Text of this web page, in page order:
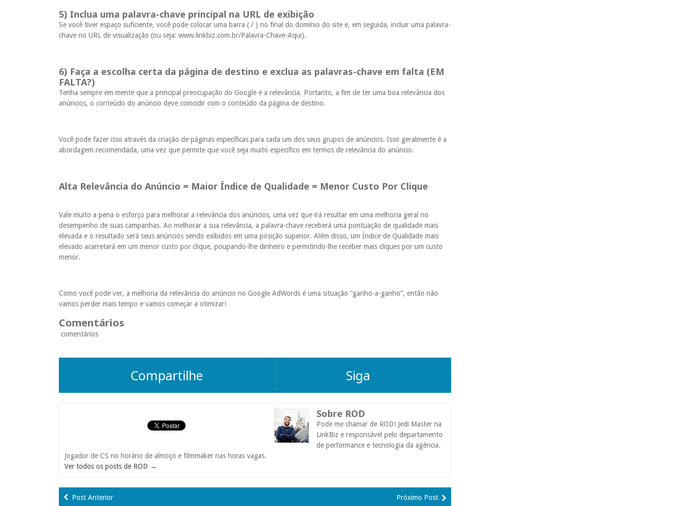
5) Inclua uma palavra-chave principal na URL de exibição
Se você tiver espaço suficiente, você pode colocar uma barra ( / ) no final do domínio do site e, em seguida, incluir uma palavra-
chave no URL de visualização (ou seja: www.linkbiz.com.br/Palavra-Chave-Aqui).
6) Faça a escolha certa da página de destino e exclua as palavras-chave em falta (EM
FALTA?)
Tenha sempre em mente que a principal preocupação do Google é a relevância. Portanto, a fim de ter uma boa relevância dos
anúncios, o conteúdo do anúncio deve coincidir com o conteúdo da página de destino.
Você pode fazer isso através da criação de páginas específicas para cada um dos seus grupos de anúncios. Isso geralmente é a
abordagem recomendada, uma vez que permite que você seja muito específico em termos de relevância do anúncio.
Alta Relevância do Anúncio = Maior Índice de Qualidade = Menor Custo Por Clique
Vale muito a pena o esforço para melhorar a relevância dos anúncios, uma vez que irá resultar em uma melhoria geral no
desempenho de suas campanhas. Ao melhorar a sua relevância, a palavra-chave receberá uma pontuação de qualidade mais
elevada e o resultado será seus anúncios sendo exibidos em uma posição superior. Além disso, um Índice de Qualidade mais
elevado acarretará em um menor custo por clique, poupando-lhe dinheiro e permitindo-lhe receber mais cliques por um custo
menor.
Como você pode ver, a melhoria da relevância do anúncio no Google AdWords é uma situação “ganho-a-ganho”, então não
vamos perder mais tempo e vamos começar a otimizar!
Comentários
comentários
Compartilhe Siga
Sobre ROD
Pode me chamar de ROD! Jedi Master na
LinkBiz e responsável pelo departamento
de performance e tecnologia da agência.
Jogador de CS no horário de almoço e filmmaker nas horas vagas.
Ver todos os posts de ROD →
Post Anterior Próximo Post